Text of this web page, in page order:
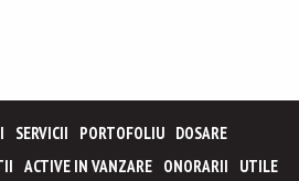
SERVICII PORTOFOLIU DOSARE
ACTIVE IN VANZARE ONORARII UTILE